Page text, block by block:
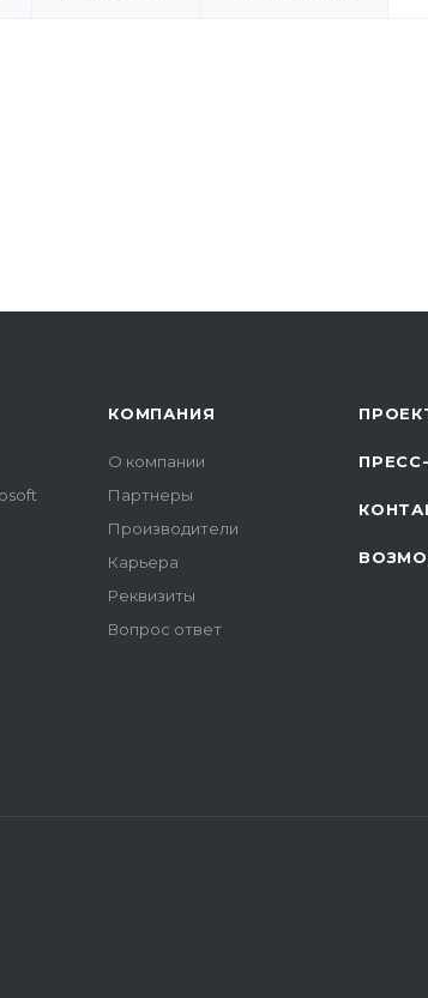
КОМПАНИЯ
О компании
Партнеры
Производители
Карьера
Реквизиты
Вопрос ответ